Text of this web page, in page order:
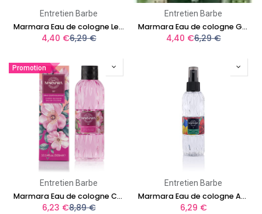
Entretien Barbe
Marmara Eau de cologne Lemon 150ml
4,40 €6,29€
Entretien Barbe
Marmara Eau de cologne Green Tea 150ml
4,40 €6,29€
Promotion
Entretien Barbe
Marmara Eau de cologne Cherry Blossom 300ml
6,23 €8,89€
Entretien Barbe
Marmara Eau de cologne Amber 150ml
6,29 €